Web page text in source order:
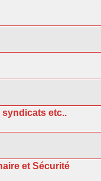
syndicats etc..
et Sécurité